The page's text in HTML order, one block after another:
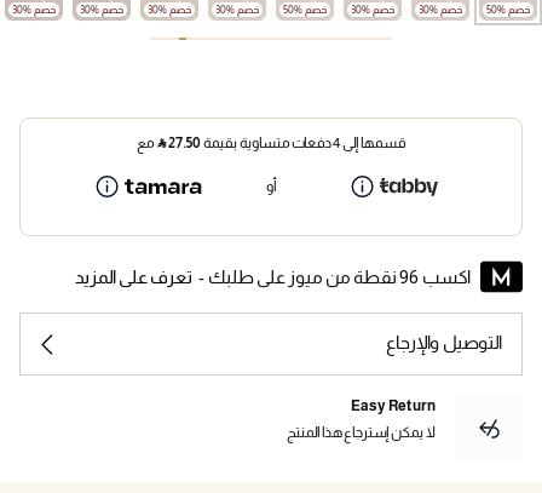
50% خصم 30% خصم خصم %30 50% خصم خصم %30 خصم %30 خصم %30 خصم %30
قسمها إلى 4 دفعات متساوية بقيمة 27.50
⃁ مع
أو
اكسب 96 نقطة من ميوز على طلبك - تعرف على المزيد
التوصيل والإرجاع
Easy Return
لا يمكن إسترجاع هذا المنتج